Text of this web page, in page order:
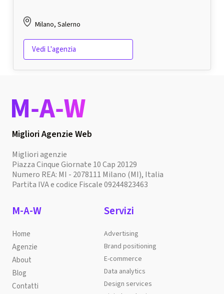
Milano, Salerno
Vedi L'agenzia
Migliori Agenzie Web
Migliori agenzie
Piazza Cinque Giornate 10 Cap 20129
Numero REA: MI - 2078111 Milano (MI), Italia
Partita IVA e codice Fiscale 09244823463
M-A-W
Home
Agenzie
About
Blog
Contatti
Servizi
Advertising
Brand positioning
E-commerce
Data analytics
Design services